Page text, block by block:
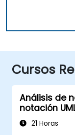
Cursos
Análisis de
notación
metodología
21 Horas